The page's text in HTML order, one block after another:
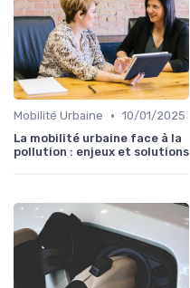
Mobilité Urbaine • 10/01/2025
La mobilité urbaine face à la
pollution : enjeux et solutions